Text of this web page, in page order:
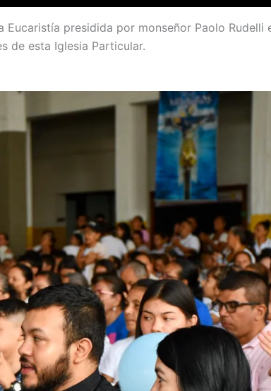
presidida por monseñor Paolo Rudelli
de esta Iglesia Particular.